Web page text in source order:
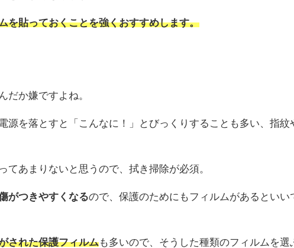
を貼っておくことを強くおすすめします。
だか嫌ですよね。
源を落とすと「こんなに！」とびっくりすることも多い、指紋
てあまりないと思うので、拭き掃除が必須。
がつきやすくなるので、保護のためにもフィルムがあるといい
された保護フィルムも多いので、そうした種類のフィルムを選